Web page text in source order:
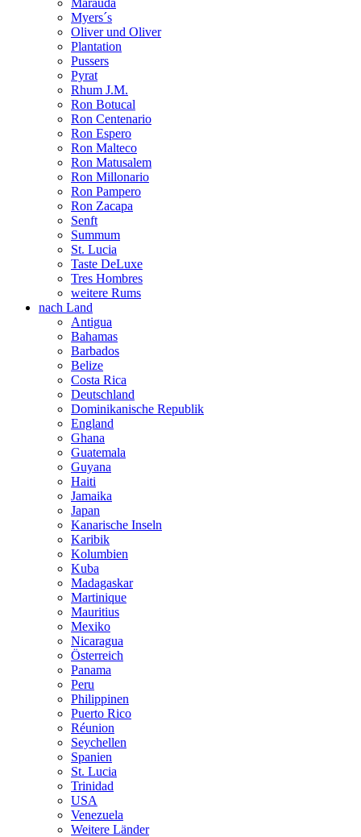
Marauda
Myers´s
Oliver und Oliver
Plantation
Pussers
Pyrat
Rhum J.M.
Ron Botucal
Ron Centenario
Ron Espero
Ron Malteco
Ron Matusalem
Ron Millonario
Ron Pampero
Ron Zacapa
Senft
Summum
St. Lucia
Taste DeLuxe
Tres Hombres
weitere Rums
nach Land
Antigua
Bahamas
Barbados
Belize
Costa Rica
Deutschland
Dominikanische Republik
England
Ghana
Guatemala
Guyana
Haiti
Jamaika
Japan
Kanarische Inseln
Karibik
Kolumbien
Kuba
Madagaskar
Martinique
Mauritius
Mexiko
Nicaragua
Österreich
Panama
Peru
Philippinen
Puerto Rico
Réunion
Seychellen
Spanien
St. Lucia
Trinidad
USA
Venezuela
Weitere Länder